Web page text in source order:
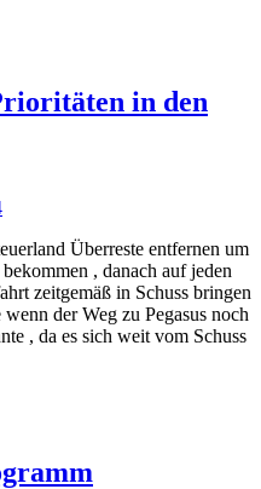
in den
Überreste entfernen um
, danach auf jeden
zeitgemäß in Schuss bringen
der Weg zu Pegasus noch
, da es sich weit vom Schuss